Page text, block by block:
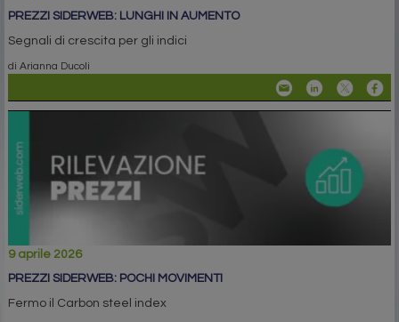
PREZZI SIDERWEB: LUNGHI IN AUMENTO
Segnali di crescita per gli indici
di Arianna Ducoli
9 aprile 2026
PREZZI SIDERWEB: POCHI MOVIMENTI
Fermo il Carbon steel index